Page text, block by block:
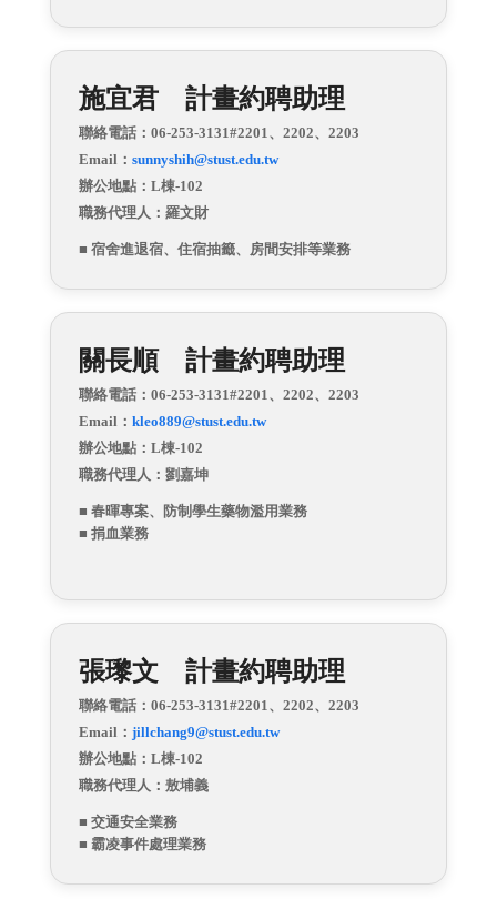
施宜君 計畫約聘助理
聯絡電話：06-253-3131#2201、2202、2203
Email： sunnyshih@stust.edu.tw
辦公地點：L棟-102
職務代理人：羅文財
■ 宿舍進退宿、住宿抽籤、房間安排等業務
關長順 計畫約聘助理
聯絡電話：06-253-3131#2201、2202、2203
Email： kleo889@stust.edu.tw
辦公地點：L棟-102
職務代理人：劉嘉坤
■ 春暉專案、防制學生藥物濫用業務
■ 捐血業務
張瓈文 計畫約聘助理
聯絡電話：06-253-3131#2201、2202、2203
Email： jillchang9@stust.edu.tw
辦公地點：L棟-102
職務代理人： 敖埔義
■ 交通安全業務
■ 霸凌事件處理業務